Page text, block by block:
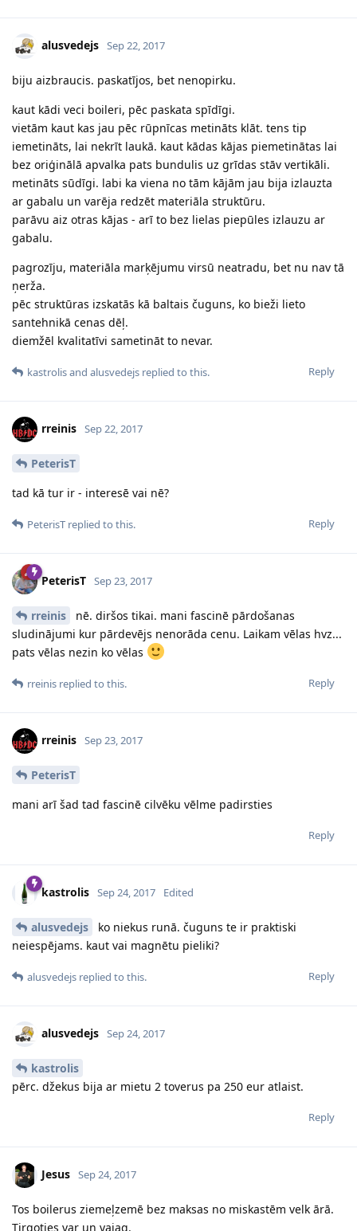
alusvedejs Sep 22, 2017
biju aizbraucis. paskatījos, bet nenopirku.
kaut kādi veci boileri, pēc paskata spīdīgi.
vietām kaut kas jau pēc rūpnīcas metināts klāt. tens tip
iemetināts, lai nekrīt laukā. kaut kādas kājas piemetinātas lai
bez oriģinālā apvalka pats bundulis uz grīdas stāv vertikāli.
metināts sūdīgi. labi ka viena no tām kājām jau bija izlauzta
ar gabalu un varēja redzēt materiāla struktūru.
parāvu aiz otras kājas - arī to bez lielas piepūles izlauzu ar
gabalu.
pagrozīju, materiāla marķējumu virsū neatradu, bet nu nav tā
ņerža.
pēc struktūras izskatās kā baltais čuguns, ko bieži lieto
santehnikā cenas dēļ.
diemžēl kvalitatīvi sametināt to nevar.
Reply
kastrolisand alusvedejs replied to this.
rreinis Sep 22, 2017
PeterisT
tad kā tur ir - interesē vai nē?
Reply
PeterisT replied to this.
PeterisT Sep 23, 2017
rreinis
nē. diršos tikai. mani fascinē pārdošanas
sludinājumi kur pārdevējs nenorāda cenu. Laikam vēlas hvz...
pats vēlas nezin ko vēlas
Reply
rreinis replied to this.
rreinis Sep 23, 2017
PeterisT
mani arī šad tad fascinē cilvēku vēlme padirsties
Reply
kastrolis Sep 24, 2017 Edited
alusvedejs
ko niekus runā. čuguns te ir praktiski
neiespējams. kaut vai magnētu pieliki?
Reply
alusvedejs replied to this.
alusvedejs Sep 24, 2017
kastrolis
pērc. džekus bija ar mietu 2 toverus pa 250 eur atlaist.
Reply
Jesus Sep 24, 2017
Tos boilerus ziemeļzemē bez maksas no miskastēm velk ārā.
Tirgoties var un vajag.